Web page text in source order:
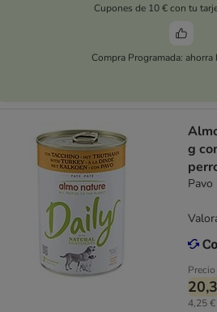
Cupones de 10 € con tu
Compra Programada: ahorra
g
Pavo
4,25 €